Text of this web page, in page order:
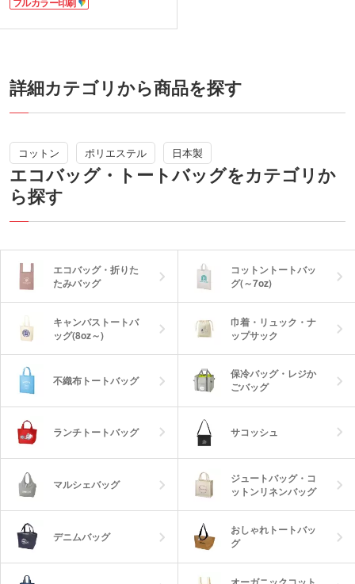
ので普段使いのサブバッグに大活躍。
す。
1色印刷・2色印刷・フルカラー転写印刷
るのでオリジナルバッグ製作に是非ご活
詳細カテゴリから商品を探す
コットン ポリエステル 日本製
エコバッグ・トートバッグをカテゴリか
ら探す
エコバッグ・折りた
たみバッグ
コットントートバッ
グ(～7oz)
キャンバストートバ
ッグ(8oz～)
巾着・リュック・ナ
ップサック
不織布トートバッグ
保冷バッグ・レジか
ごバッグ
ランチトートバッグ サコッシュ
マルシェバッグ
ジュートバッグ・コ
ットンリネンバッグ
デニムバッグ
おしゃれトートバッ
グ